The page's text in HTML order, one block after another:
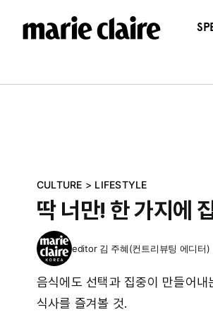
건
CULTURE > LIFESTYLE
딱 너만! 한 가지에
editor 김 주혜(컨트리뷰팅 에디터)
음식에도 선택과 집중이 만들어
식사를 즐겨볼 것.